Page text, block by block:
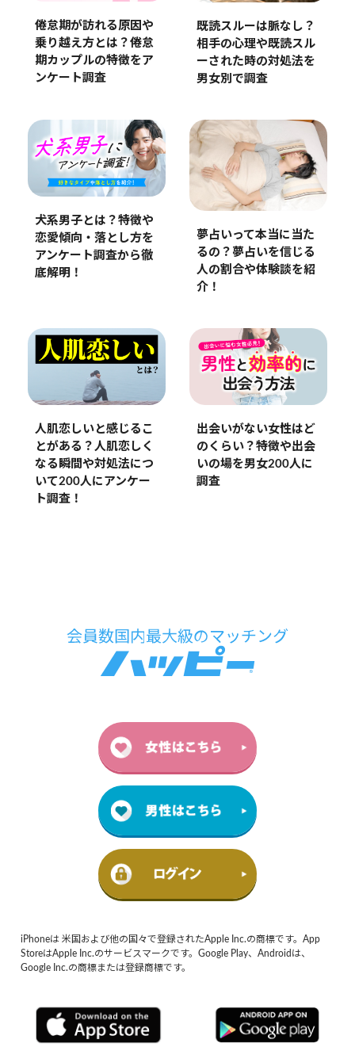
倦怠期が訪れる原因や
乗り越え方とは？倦怠
期カップルの特徴をア
ンケート調査
既読スルーは脈なし？
相手の心理や既読スル
ーされた時の対処法を
男女別で調査
犬系男子とは？特徴や
恋愛傾向・落とし方を
アンケート調査から徹
底解明！
夢占いって本当に当た
るの？夢占いを信じる
人の割合や体験談を紹
介！
人肌恋しいと感じるこ
とがある？人肌恋しく
なる瞬間や対処法につ
いて200人にアンケー
ト調査！
出会いがない女性はど
のくらい？特徴や出会
いの場を男女200人に
調査
iPhoneは 米国および他の国々で登録されたApple Inc.の商標です。App
StoreはApple Inc.のサービスマークです。Google Play、Androidは、
Google Inc.の商標または登録商標です。